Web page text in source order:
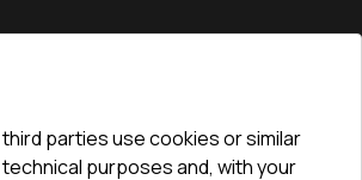
goods
parties use cookies or similar
purposes and, with your